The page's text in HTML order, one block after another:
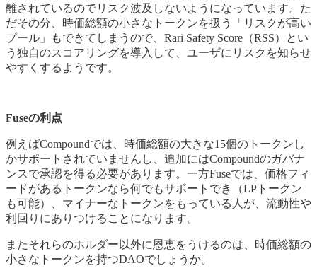
離されているのでリスク波及しないようになっています。た
だその分、時価総額の小さなトークンを扱う「リスクが高い
プール」もできてしまうので、Rari Safety Score（RSS）とい
う独自のスコアリングを導入して、ユーザにリスクを知らせ
やすくするようです。
Fuseの利点
例えばCompoundでは、時価総額の大きな15個のトークンし
かサポートされていませんし、追加にはCompoundのガバナ
ンスで承認を得る必要があります。一方Fuseでは、価格フィ
ードがあるトークンなら何でもサポートでき（LPトークン
も可能）、マイナーなトークンをもっている人が、流動性や
利回りにありつけることになります。
またそれらのホルダー以外に恩恵をうけるのは、時価総額の
小さなトークンを持つDAOでしょうか。